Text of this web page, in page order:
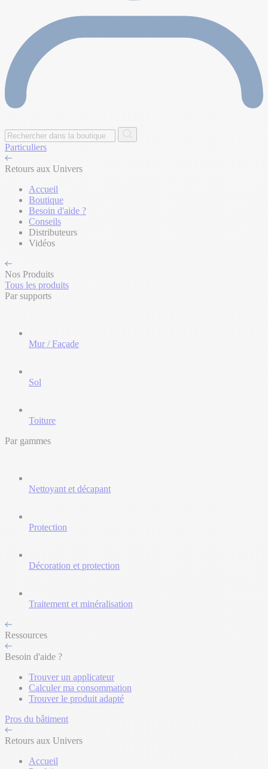
Particuliers
Retours aux Univers
Accueil
Boutique
Besoin d'aide ?
Conseils
Distributeurs
Vidéos
Nos Produits
Tous les produits
Par supports
Mur / Façade
Sol
Toiture
Par gammes
Nettoyant et décapant
Protection
Décoration et protection
Traitement et minéralisation
Ressources
Besoin d'aide ?
Trouver un applicateur
Calculer ma consommation
Trouver le produit adapté
Pros du bâtiment
Retours aux Univers
Accueil